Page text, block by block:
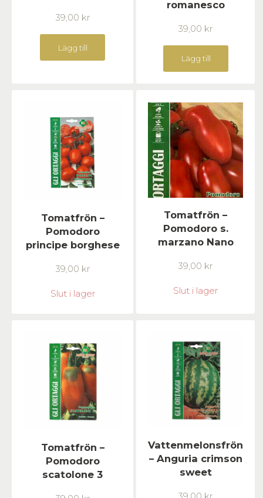
39,00 kr
Lägg till
romanesco
39,00 kr
Lägg till
Tomatfrön –
Pomodoro
principe borghese
39,00 kr
Slut i lager
Tomatfrön –
Pomodoro s.
marzano Nano
39,00 kr
Slut i lager
Tomatfrön –
Pomodoro
scatolone 3
Vattenmelonsfrön
– Anguria crimson
sweet
39,00 kr